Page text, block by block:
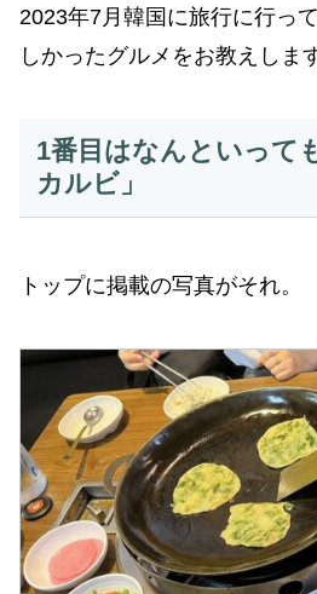
2023年7月韓国に旅行に行っ
しかったグルメをお教えしま
1番目はなんといって
カルビ」
トップに掲載の写真がそれ。